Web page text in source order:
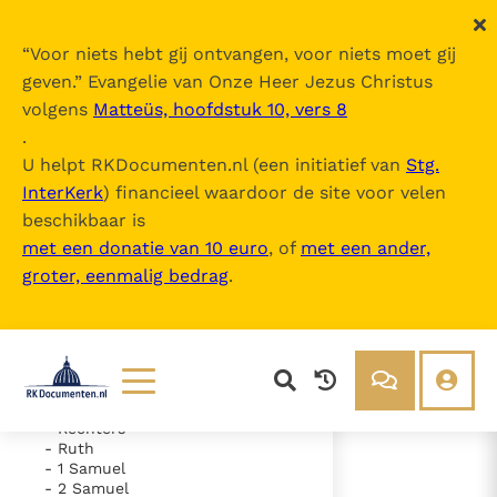
“Voor niets hebt gij ontvangen, voor niets moet gij
geven.” Evangelie van Onze Heer Jezus Christus
volgens Matteüs, hoofdstuk 10, vers 8
.
U helpt RKDocumenten.nl (een initiatief van Stg.
InterKerk) financieel waardoor de site voor velen
beschikbaar is
met een donatie van 10 euro, of met een ander,
groter, eenmalig bedrag.
Lezen
Documenten
Over ons
De Bijbel
Inhoudsopgave
uitklappen
- Oude Testament
- Exodus
- Numeri
- Deuteronomium
- Rechters
- Ruth
- 1 Samuel
- 2 Samuel
- Hoofdstuk 51